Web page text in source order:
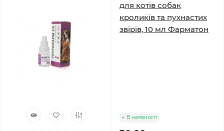
для котів собак
кроликів та пухнастих
звірів, 10 мл Фарматон
В наявності